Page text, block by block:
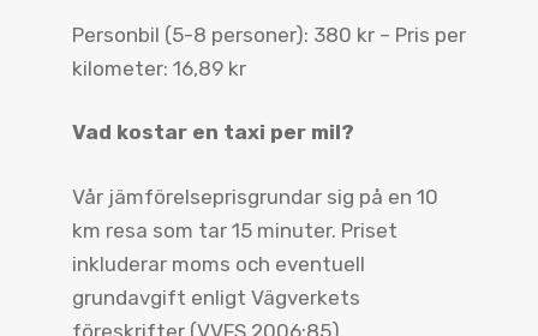
Personbil (5-8 personer): 380 kr – Pris per
kilometer: 16,89 kr
Vad kostar en taxi per mil?
Vår jämförelseprisgrundar sig på en 10
km resa som tar 15 minuter. Priset
inkluderar moms och eventuell
grundavgift enligt Vägverkets
föreskrifter (VVFS 2006:85).